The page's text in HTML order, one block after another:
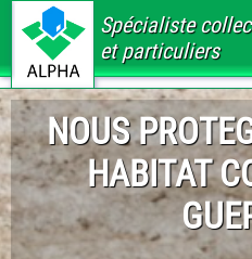
Spécialiste
et particuliers
NOUS
HABITAT